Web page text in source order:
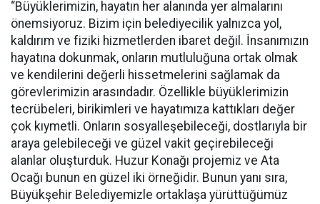
“Büyüklerimizin, hayatın her alanında yer almalarını
önemsiyoruz. Bizim için belediyecilik yalnızca yol,
kaldırım ve fiziki hizmetlerden ibaret değil. İnsanımızın
hayatına dokunmak, onların mutluluğuna ortak olmak
ve kendilerini değerli hissetmelerini sağlamak da
görevlerimizin arasındadır. Özellikle büyüklerimizin
tecrübeleri, birikimleri ve hayatımıza kattıkları değer
çok kıymetli. Onların sosyalleşebileceği, dostlarıyla bir
araya gelebileceği ve güzel vakit geçirebileceği
alanlar oluşturduk. Huzur Konağı projemiz ve Ata
Ocağı bunun en güzel iki örneğidir. Bunun yanı sıra,
Büyükşehir Belediyemizle ortaklaşa yürüttüğümüz